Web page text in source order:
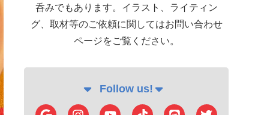
呑みでもあります。イラスト、ライティン
グ、取材等のご依頼に関してはお問い合わせ
ページをご覧ください。
Follow us!